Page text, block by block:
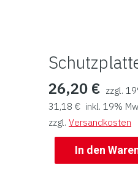
26,20 € zzgl.
31,18 € inkl. 19%
zzgl. Versandkosten
In den